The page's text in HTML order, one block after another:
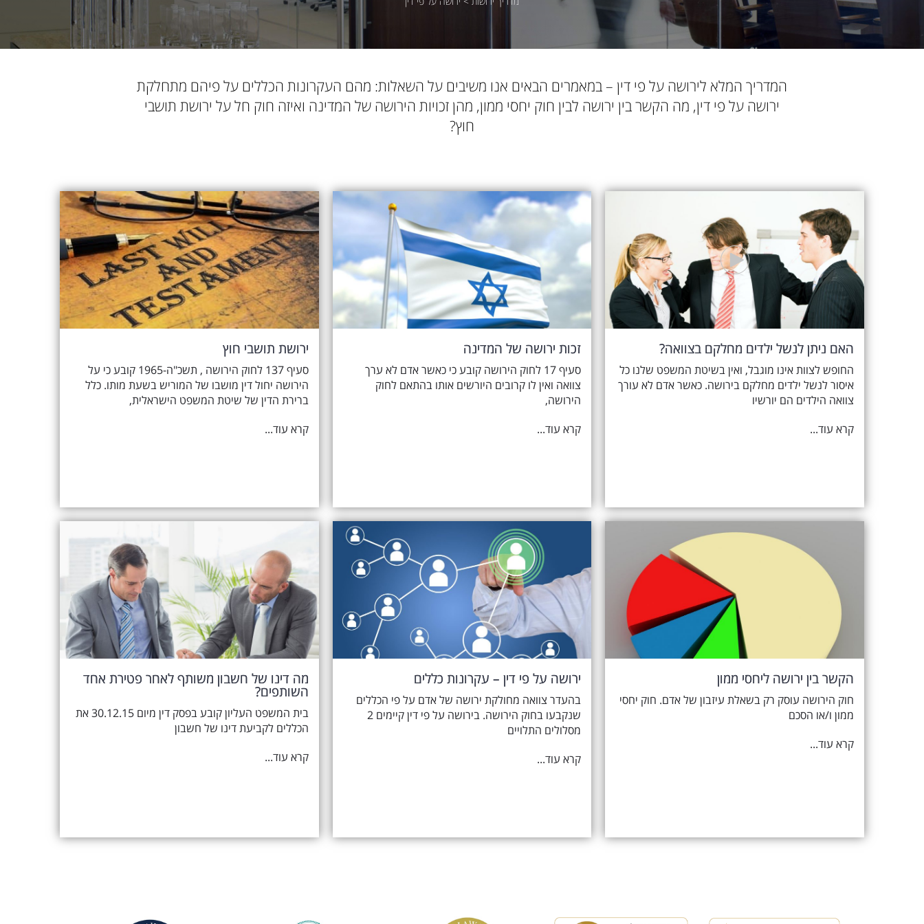
המדריך המלא לירושה על פי דין – במאמרים הבאים אנו משיבים על השאלות: מהם העקרונות הכללים על פיהם מתחלקת
ירושה על פי דין, מה הקשר בין ירושה לבין חוק יחסי ממון, מהן זכויות הירושה של המדינה ואיזה חוק חל על ירושת תושבי
חוץ?
האם ניתן לנשל ילדים מחלקם בצוואה?
החופש לצוות אינו מוגבל, ואין בשיטת המשפט שלנו כל
איסור לנשל ילדים מחלקם בירושה. כאשר אדם לא עורך
צוואה הילדים הם יורשיו
קרא עוד...
זכות ירושה של המדינה
סעיף 17 לחוק הירושה קובע כי כאשר אדם לא ערך
צוואה ואין לו קרובים היורשים אותו בהתאם לחוק
הירושה,
קרא עוד...
ירושת תושבי חוץ
סעיף 137 לחוק הירושה , תשכ"ה-1965 קובע כי על
הירושה יחול דין מושבו של המוריש בשעת מותו. כלל
ברירת הדין של שיטת המשפט הישראלית,
קרא עוד...
הקשר בין ירושה ליחסי ממון
חוק הירושה עוסק רק בשאלת עיזבון של אדם. חוק יחסי
ממון ו/או הסכם
קרא עוד...
ירושה על פי דין – עקרונות כללים
בהעדר צוואה מחולקת ירושה של אדם על פי הכללים
שנקבעו בחוק הירושה. בירושה על פי דין קיימים 2
מסלולים התלויים
קרא עוד...
מה דינו של חשבון משותף לאחר פטירת אחד
השותפים?
בית המשפט העליון קובע בפסק דין מיום 30.12.15 את
הכללים לקביעת דינו של חשבון
קרא עוד...